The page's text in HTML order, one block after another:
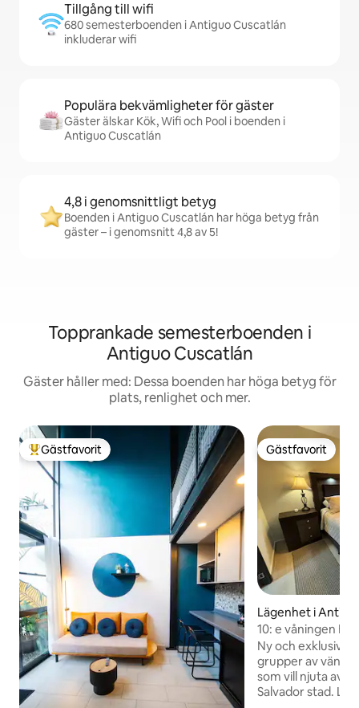
Tillgång till wifi
680 semesterboenden i Antiguo Cuscatlán
inkluderar wifi
Populära bekvämligheter för gäster
Gäster älskar Kök, Wifi och Pool i boenden i
Antiguo Cuscatlán
4,8 i genomsnittligt betyg
Boenden i Antiguo Cuscatlán har höga betyg från
gäster – i genomsnitt 4,8 av 5!
Topprankade semesterboenden i
Antiguo Cuscatlán
Gäster håller med: Dessa boenden har höga betyg för
plats, renlighet och mer.
Populär gästfavorit
Gästfavorit Gästfavorit
Gästfavorit
Lägenhet i
n
10: e våningen
vulkanen
Ny och exklusiv
grupper av
som vill njuta av
Salvador stad. Lägenheten har 2 rum